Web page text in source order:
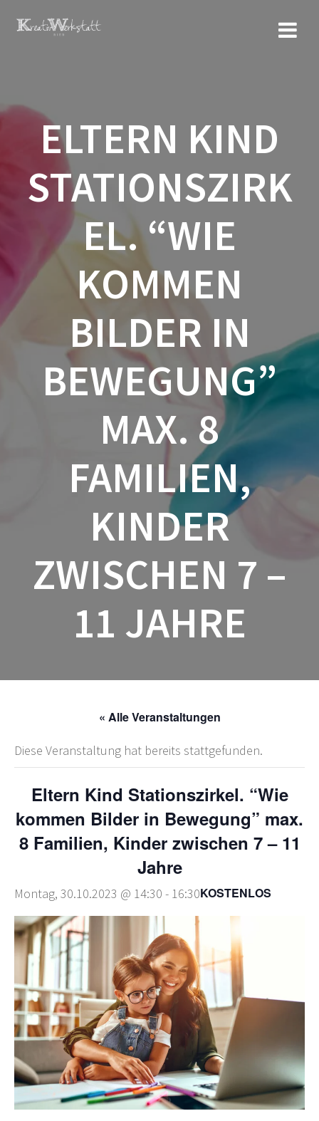
ELTERN KIND
STATIONSZIRK
EL. “WIE
KOMMEN
BILDER IN
BEWEGUNG”
MAX. 8
FAMILIEN,
KINDER
ZWISCHEN 7 –
11 JAHRE
« Alle Veranstaltungen
Diese Veranstaltung hat bereits stattgefunden.
Eltern Kind Stationszirkel. “Wie
kommen Bilder in Bewegung” max.
8 Familien, Kinder zwischen 7 – 11
Jahre
Montag, 30.10.2023 @ 14:30 - 16:30KOSTENLOS